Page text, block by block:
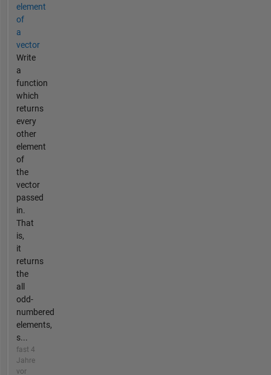
element
of
a
vector
Write
a
function
which
returns
every
other
element
of
the
vector
passed
in.
That
is,
it
returns
the
all
odd-
numbered
elements,
s...
fast 4
Jahre
vor